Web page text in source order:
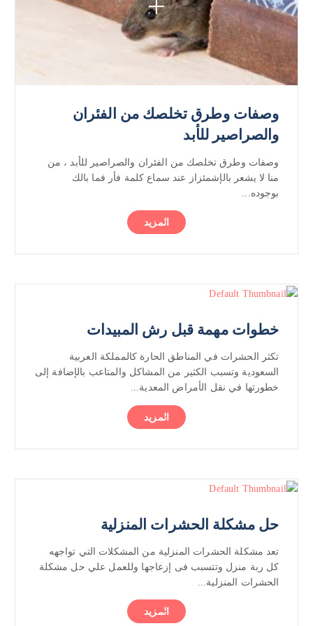
وصفات وطرق تخلصك من الفئران
والصراصير للأبد
وصفات وطرق تخلصك من الفئران والصراصير للأبد ، من
منا لا يشعر بالإشمئزاز عند سماع كلمة فأر فما بالك
بوجوده...
المزيد
خطوات مهمة قبل رش المبيدات
تكثر الحشرات في المناطق الحارة كالمملكة العربية
السعودية وتسبب الكثير من المشاكل والمتاعب بالإضافة إلى
خطورتها في نقل الأمراض المعدية...
المزيد
حل مشكلة الحشرات المنزلية
تعد مشكلة الحشرات المنزلية من المشكلات التي تواجهه
كل ربة منزل وتتسبب فى إزعاجها وللعمل علي حل مشكلة
الحشرات المنزلية...
المزيد